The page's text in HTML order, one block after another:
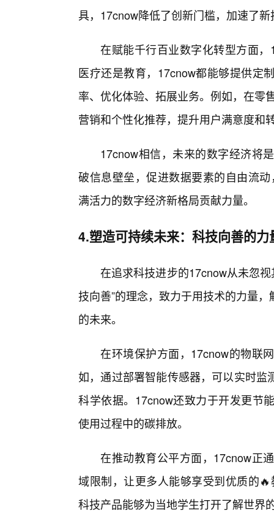
具，17cnow降低了创新门槛，加速了
在赋能千行百业数字化转型方面
医疗还是教育，17cnow都能够提供定
率、优化体验、拓展业务。例如，在零
营销和个性化推荐，提升用户满意度和
17cnow相信，未来的数字经济将
破信息壁垒，促进数据要素的自由流
满活力的数字经济新格局贡献力量。
4.塑造可持续未来：科技向善的力
在追求科技进步的17cnow从未忽
技向善”的理念，致力于用技术的力量
的未来。
在环境保护方面，17cnow的物联
如，通过部署智能传感器，可以实时
科学依据。17cnow还致力于开发更节
使用过程中的碳排放。
在推动教育公平方面，17cnow正
域限制，让更多人能够享受到优质的
科技产品能够为当地学生打开了解世界